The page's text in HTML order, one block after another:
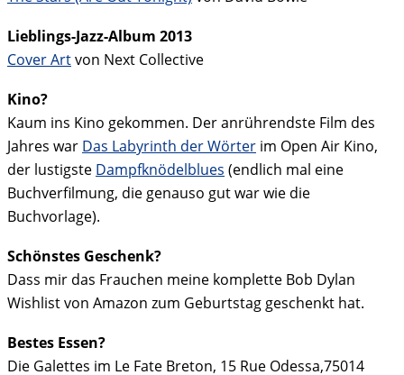
Lieblings-Jazz-Album 2013
Cover Artvon Next Collective
Kino?
Kaum ins Kino gekommen. Der anrührendste Film des
Jahres war Das Labyrinth der Wörter im Open Air Kino,
der lustigste Dampfknödelblues (endlich mal eine
Buchverfilmung, die genauso gut war wie die
Buchvorlage).
Schönstes Geschenk?
Dass mir das Frauchen meine komplette Bob Dylan
Wishlist von Amazon zum Geburtstag geschenkt hat.
Bestes Essen?
Die Galettes im Le Fate Breton, 15 Rue Odessa,75014